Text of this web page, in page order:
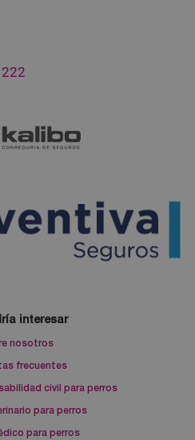
interesar
nosotros
frecuentes
civil para perros
para perros
para perros